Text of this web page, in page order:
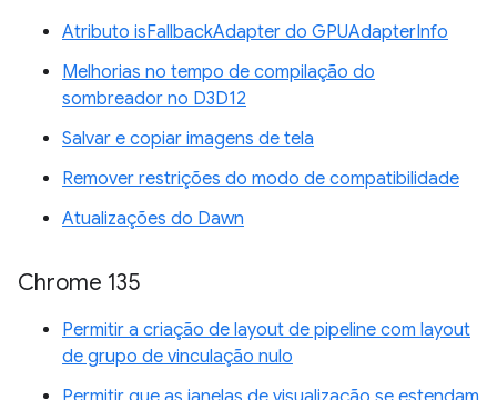
Atributo isFallbackAdapter do GPUAdapterInfo
Melhorias no tempo de compilação do
sombreador no D3D12
Salvar e copiar imagens de tela
Remover restrições do modo de compatibilidade
Atualizações do Dawn
Chrome 135
Permitir a criação de layout de pipeline com layout
de grupo de vinculação nulo